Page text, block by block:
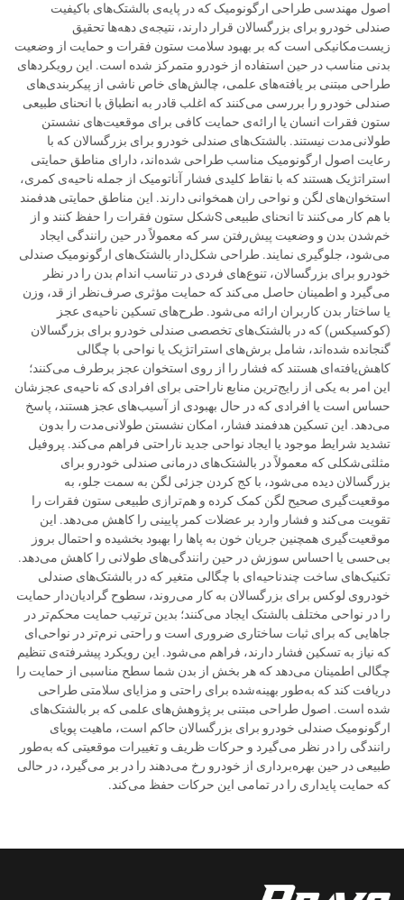
اصول مهندسی طراحی ارگونومیک که در پایه‌ی بالشتک‌های باکیفیت
صندلی خودرو برای بزرگسالان قرار دارند، نتیجه‌ی دهه‌ها تحقیق
زیست‌مکانیکی است که بر بهبود سلامت ستون فقرات و حمایت از وضعیت
بدنی مناسب در حین استفاده از خودرو متمرکز شده است. این رویکردهای
طراحی مبتنی بر یافته‌های علمی، چالش‌های خاص ناشی از پیکربندی‌های
صندلی خودرو را بررسی می‌کنند که اغلب قادر به انطباق با انحنای طبیعی
ستون فقرات انسان یا ارائه‌ی حمایت کافی برای موقعیت‌های نشستن
طولانی‌مدت نیستند. بالشتک‌های صندلی خودرو برای بزرگسالان که با
رعایت اصول ارگونومیک مناسب طراحی شده‌اند، دارای مناطق حمایتی
استراتژیک هستند که با نقاط کلیدی فشار آناتومیک از جمله ناحیه‌ی کمری،
استخوان‌های لگن و نواحی ران همخوانی دارند. این مناطق حمایتی هدفمند
با هم کار می‌کنند تا انحنای طبیعی S‌شکل ستون فقرات را حفظ کنند و از
خم‌شدن بدن و وضعیت پیش‌رفتن سر که معمولاً در حین رانندگی ایجاد
می‌شود، جلوگیری نمایند. طراحی شکل‌دار بالشتک‌های ارگونومیک صندلی
خودرو برای بزرگسالان، تنوع‌های فردی در تناسب اندام بدن را در نظر
می‌گیرد و اطمینان حاصل می‌کند که حمایت مؤثری صرف‌نظر از قد، وزن
یا ساختار بدن کاربران ارائه می‌شود. طرح‌های تسکین ناحیه‌ی عجز
(کوکسیکس) که در بالشتک‌های تخصصی صندلی خودرو برای بزرگسالان
گنجانده شده‌اند، شامل برش‌های استراتژیک یا نواحی با چگالی
کاهش‌یافته‌ای هستند که فشار را از روی استخوان عجز برطرف می‌کنند؛
این امر به یکی از رایج‌ترین منابع ناراحتی برای افرادی که ناحیه‌ی عجزشان
حساس است یا افرادی که در حال بهبودی از آسیب‌های عجز هستند، پاسخ
می‌دهد. این تسکین هدفمند فشار، امکان نشستن طولانی‌مدت را بدون
تشدید شرایط موجود یا ایجاد نواحی جدید ناراحتی فراهم می‌کند. پروفیل
مثلثی‌شکلی که معمولاً در بالشتک‌های درمانی صندلی خودرو برای
بزرگسالان دیده می‌شود، با کج کردن جزئی لگن به سمت جلو، به
موقعیت‌گیری صحیح لگن کمک کرده و هم‌ترازی طبیعی ستون فقرات را
تقویت می‌کند و فشار وارد بر عضلات کمر پایینی را کاهش می‌دهد. این
موقعیت‌گیری همچنین جریان خون به پاها را بهبود بخشیده و احتمال بروز
بی‌حسی یا احساس سوزش در حین رانندگی‌های طولانی را کاهش می‌دهد.
تکنیک‌های ساخت چندناحیه‌ای با چگالی متغیر که در بالشتک‌های صندلی
خودروی لوکس برای بزرگسالان به کار می‌روند، سطوح گرادیان‌دار حمایت
را در نواحی مختلف بالشتک ایجاد می‌کنند؛ بدین ترتیب حمایت محکم‌تر در
جاهایی که برای ثبات ساختاری ضروری است و راحتی نرم‌تر در نواحی‌ای
که نیاز به تسکین فشار دارند، فراهم می‌شود. این رویکرد پیشرفته‌ی تنظیم
چگالی اطمینان می‌دهد که هر بخش از بدن شما سطح مناسبی از حمایت را
دریافت کند که به‌طور بهینه‌شده برای راحتی و مزایای سلامتی طراحی
شده است. اصول طراحی مبتنی بر پژوهش‌های علمی که بر بالشتک‌های
ارگونومیک صندلی خودرو برای بزرگسالان حاکم است، ماهیت پویای
رانندگی را در نظر می‌گیرد و حرکات ظریف و تغییرات موقعیتی که به‌طور
طبیعی در حین بهره‌برداری از خودرو رخ می‌دهند را در بر می‌گیرد، در حالی
که حمایت پایداری را در تمامی این حرکات حفظ می‌کند.